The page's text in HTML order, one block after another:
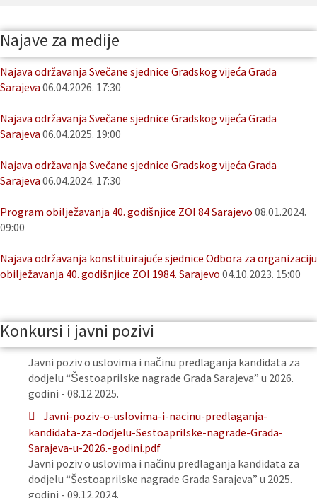
Najave za medije
Najava održavanja Svečane sjednice Gradskog vijeća Grada
Sarajeva 06.04.2026. 17:30
Najava održavanja Svečane sjednice Gradskog vijeća Grada
Sarajeva 06.04.2025. 19:00
Najava održavanja Svečane sjednice Gradskog vijeća Grada
Sarajeva 06.04.2024. 17:30
Program obilježavanja 40. godišnjice ZOI 84 Sarajevo 08.01.2024.
09:00
Najava održavanja konstituirajuće sjednice Odbora za organizaciju
obilježavanja 40. godišnjice ZOI 1984. Sarajevo 04.10.2023. 15:00
Konkursi i javni pozivi
Javni poziv o uslovima i načinu predlaganja kandidata za
dodjelu “Šestoaprilske nagrade Grada Sarajeva” u 2026.
godini - 08.12.2025.
Javni-poziv-o-uslovima-i-nacinu-predlaganja-
kandidata-za-dodjelu-Sestoaprilske-nagrade-Grada-
Sarajeva-u-2026.-godini.pdf
Javni poziv o uslovima i načinu predlaganja kandidata za
dodjelu “Šestoaprilske nagrade Grada Sarajeva” u 2025.
godini - 09.12.2024.